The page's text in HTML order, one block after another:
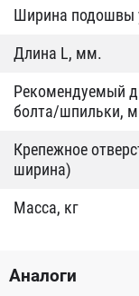
Ширина подошвы
Длина L, мм.
Рекомендуемый
болта/шпильки,
Крепежное
ширина)
Масса, кг
Аналоги